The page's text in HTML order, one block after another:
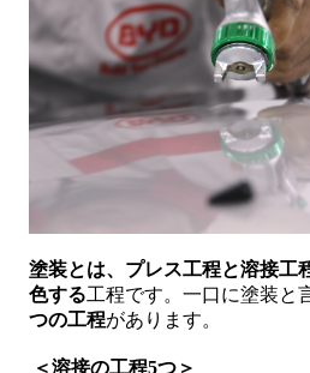
塗装とは、プレス工程と溶接工
色する工程です。一口に塗装と
つの工程があります。
＜溶接の工程5つ＞